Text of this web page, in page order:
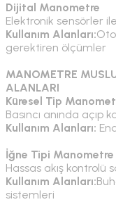
Dijital Manometre
Elektronik sensörler
Kullanım Alanları:
gerektiren ölçümler
MANOMETRE
ALANLARI
Küresel Tip
Basıncı anında
Kullanım Alanları:
İğne Tipi
Hassas akış kontrolü
Kullanım Alanları:
sistemleri